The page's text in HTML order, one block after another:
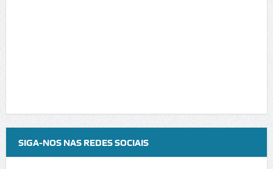
SIGA-NOS NAS REDES SOCIAIS